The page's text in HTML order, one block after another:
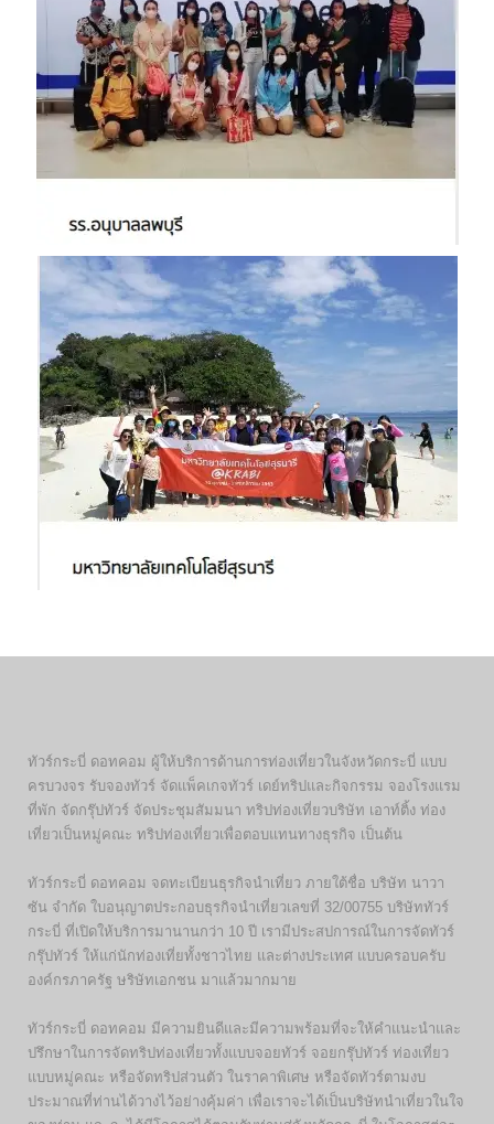
ทัวร์กระบี่ ดอทคอม ผู้ให้บริการด้านการท่องเที่ยวในจังหวัดกระบี่ แบบ
ครบวงจร รับจองทัวร์ จัดแพ็คเกจทัวร์ เดย์ทริปและกิจกรรม จองโรงแรม
ที่พัก จัดกรุ๊ปทัวร์ จัดประชุมสัมมนา ทริปท่องเที่ยวบริษัท เอาท์ติ้ง ท่อง
เที่ยวเป็นหมู่คณะ ทริปท่องเที่ยวเพื่อตอบแทนทางธุรกิจ เป็นต้น
ทัวร์กระบี่ ดอทคอม จดทะเบียนธุรกิจนำเที่ยว ภายใต้ชื่อ บริษัท นาวา
ซัน จำกัด ใบอนุญาตประกอบธุรกิจนำเที่ยวเลขที่ 32/00755 บริษัททัวร์
กระบี่ ที่เปิดให้บริการมานานกว่า 10 ปี เรามีประสปการณ์ในการจัดทัวร์
กรุ๊ปทัวร์ ให้แก่นักท่องเที่ยทั้งชาวไทย และต่างประเทศ แบบครอบครับ
องค์กรภาครัฐ ษริษัทเอกชน มาแล้วมากมาย
ทัวร์กระบี่ ดอทคอม มีความยินดีและมีความพร้อมที่จะให้คำแนะนำและ
ปรึกษาในการจัดทริปท่องเที่ยวทั้งแบบจอยทัวร์ จอยกรุ๊ปทัวร์ ท่องเที่ยว
แบบหมู่คณะ หรือจัดทริปส่วนตัว ในราคาพิเศษ หรือจัดทัวร์ตามงบ
ประมาณที่ท่านได้วางไว้อย่างคุ้มค่า เพื่อเราจะได้เป็นบริษัทนำเที่ยวในใจ